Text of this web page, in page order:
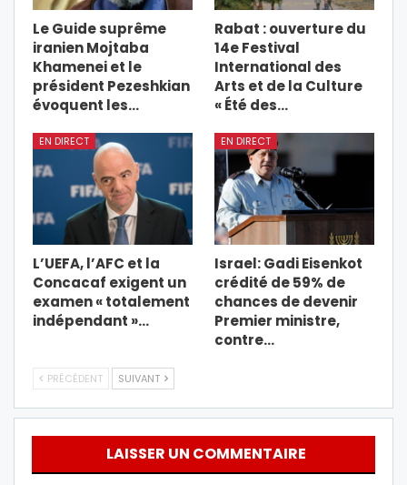
Le Guide suprême
iranien Mojtaba
Khamenei et le
président Pezeshkian
évoquent les…
Rabat : ouverture du
14e Festival
International des
Arts et de la Culture
« Été des…
EN DIRECT
L’UEFA, l’AFC et la
Concacaf exigent un
examen « totalement
indépendant »…
EN DIRECT
Israel: Gadi Eisenkot
crédité de 59% de
chances de devenir
Premier ministre,
contre…
PRÉCÉDENT SUIVANT
LAISSER UN COMMENTAIRE